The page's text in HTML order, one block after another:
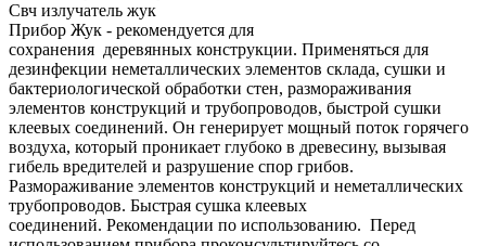
Свч излучатель жук
Прибор Жук - рекомендуется для
сохранения деревянных конструкции. Применяться для
дезинфекции неметаллических элементов склада, сушки и
бактериологической обработки стен, размораживания
элементов конструкций и трубопроводов, быстрой сушки
клеевых соединений. Он генерирует мощный поток горячего
воздуха, который проникает глубоко в древесину, вызывая
гибель вредителей и разрушение спор грибов.
Размораживание элементов конструкций и неметаллических
трубопроводов. Быстрая сушка клеевых
соединений. Рекомендации по использованию. Перед